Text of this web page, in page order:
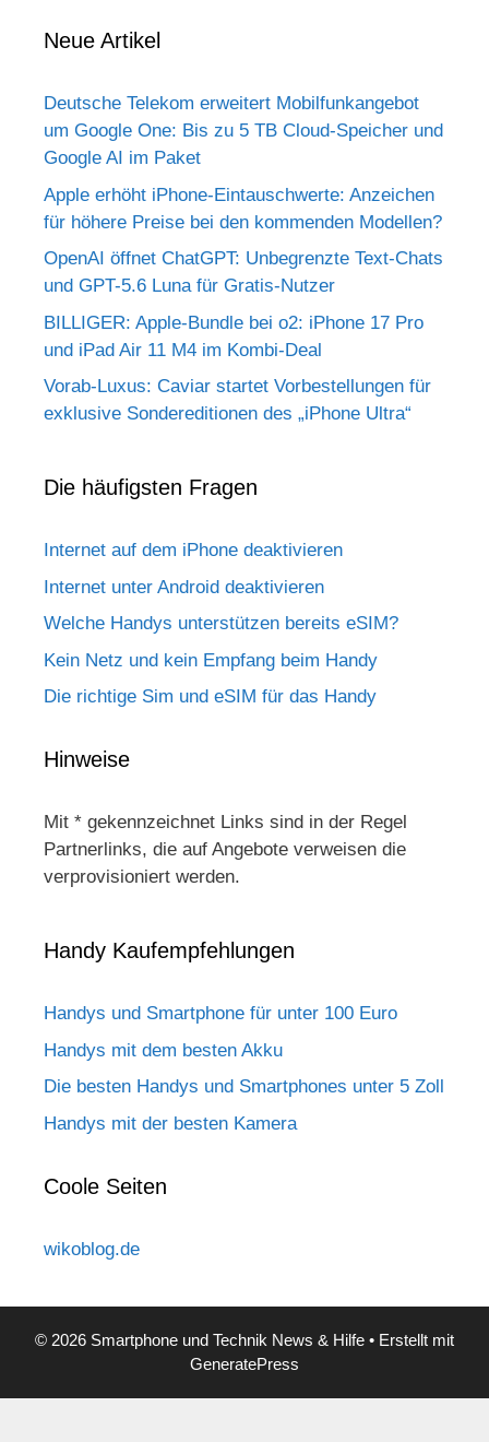
Neue Artikel
Deutsche Telekom erweitert Mobilfunkangebot
um Google One: Bis zu 5 TB Cloud-Speicher und
Google AI im Paket
Apple erhöht iPhone-Eintauschwerte: Anzeichen
für höhere Preise bei den kommenden Modellen?
OpenAI öffnet ChatGPT: Unbegrenzte Text-Chats
und GPT-5.6 Luna für Gratis-Nutzer
BILLIGER: Apple-Bundle bei o2: iPhone 17 Pro
und iPad Air 11 M4 im Kombi-Deal
Vorab-Luxus: Caviar startet Vorbestellungen für
exklusive Sondereditionen des „iPhone Ultra“
Die häufigsten Fragen
Internet auf dem iPhone deaktivieren
Internet unter Android deaktivieren
Welche Handys unterstützen bereits eSIM?
Kein Netz und kein Empfang beim Handy
Die richtige Sim und eSIM für das Handy
Hinweise
Mit * gekennzeichnet Links sind in der Regel
Partnerlinks, die auf Angebote verweisen die
verprovisioniert werden.
Handy Kaufempfehlungen
Handys und Smartphone für unter 100 Euro
Handys mit dem besten Akku
Die besten Handys und Smartphones unter 5 Zoll
Handys mit der besten Kamera
Coole Seiten
wikoblog.de
© 2026 Smartphone und Technik News & Hilfe • Erstellt mit
GeneratePress